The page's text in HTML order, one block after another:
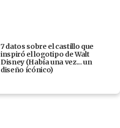
7 datos sobre el castillo que
inspiró el logotipo de Walt
Disney (Había una vez... un
diseño ícónico)